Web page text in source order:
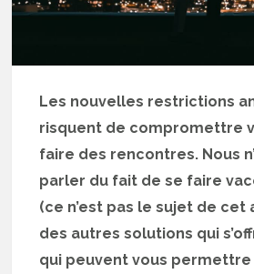
Les nouvelles restrictions
risquent de compromettre
faire des rencontres. Nous
parler du fait de se faire
(ce n’est pas le sujet de cet
des autres solutions qui
qui peuvent vous